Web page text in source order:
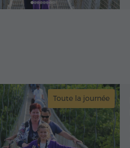
Toute la journée